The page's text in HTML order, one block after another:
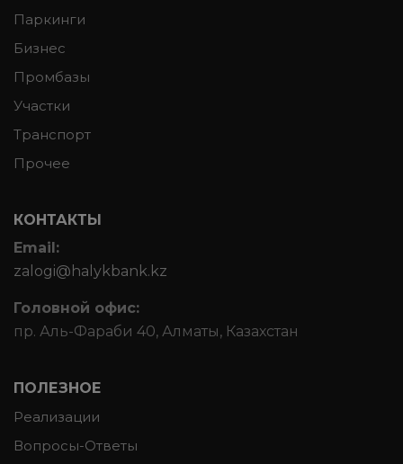
Паркинги
Бизнес
Промбазы
Участки
Транспорт
Прочее
КОНТАКТЫ
Email:
zalogi@halykbank.kz
Головной офис:
пр. Аль-Фараби 40, Алматы, Казахстан
ПОЛЕЗНОЕ
Реализации
Вопросы-Ответы